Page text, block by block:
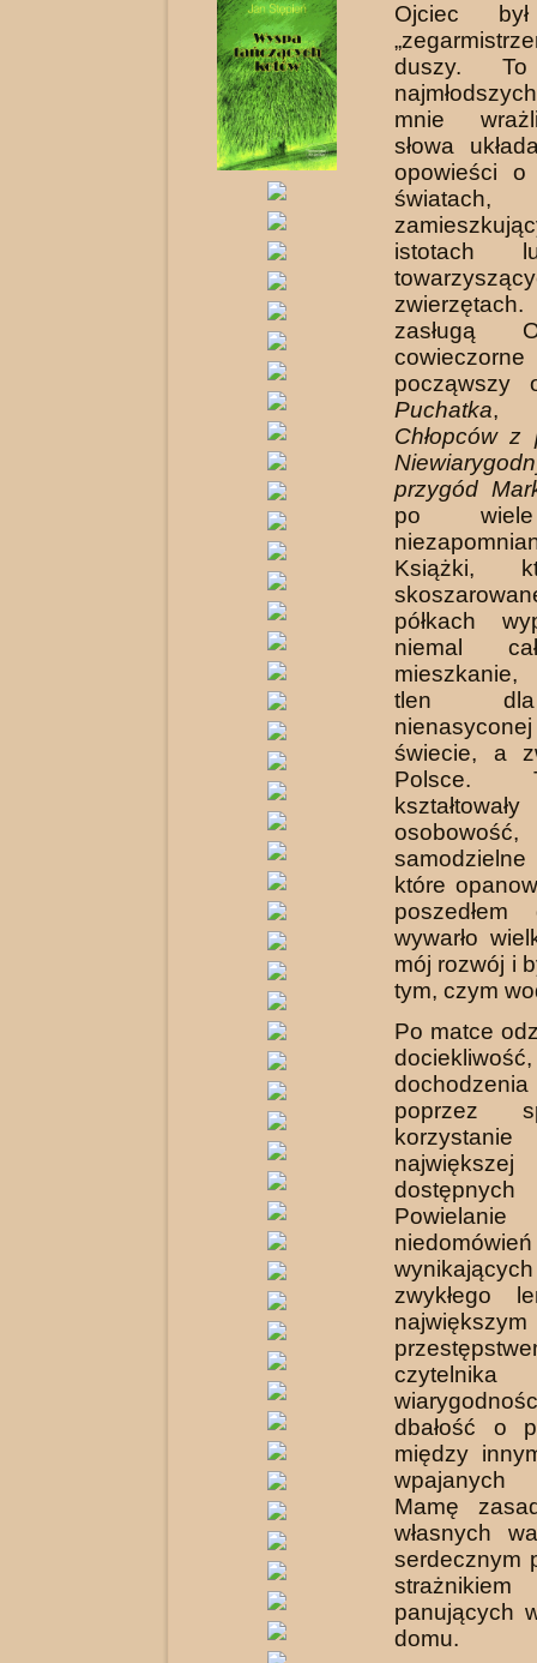
Ojciec był
duszy.
mnie
słowa
opowieści o
światach,
istotach
zasługą
Puchatka
Chłopców z
przygód
po
Książki,
półkach
niemal
tlen
świecie, a
Polsce.
które
poszedłem
wywarło
mój rozwój i
tym, czym
Po matce
poprzez
zwykłego
największym
czytelnika
dbałość o
między
Mamę
własnych
serdecznym
panujących
domu.